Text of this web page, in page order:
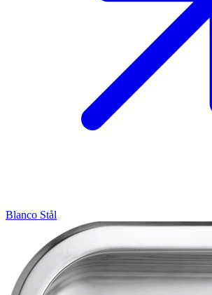
Blanco Stål